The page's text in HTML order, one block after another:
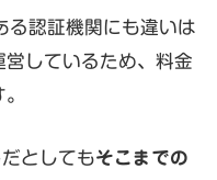
る認証機関にも違いは
しているため、料金
としてもそこまでの